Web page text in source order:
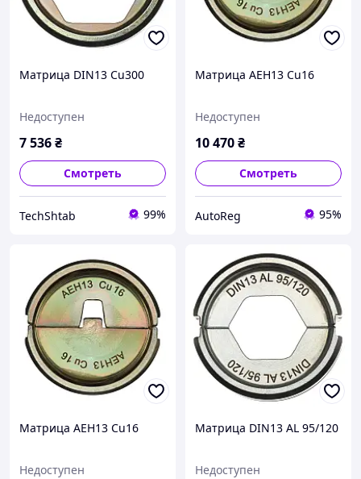
Матрица DIN13 Cu300
Недоступен
7 536₴
Смотреть
TechShtab 99%
Матрица AEH13 Cu16
Недоступен
10 470₴
Смотреть
AutoReg 95%
Матрица AEH13 Cu16
Недоступен
Матрица DIN13 AL 95/120
Недоступен